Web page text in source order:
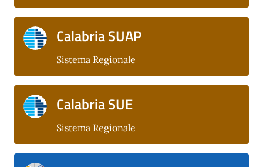
Calabria SUAP
Sistema Regionale
Calabria SUE
Sistema Regionale